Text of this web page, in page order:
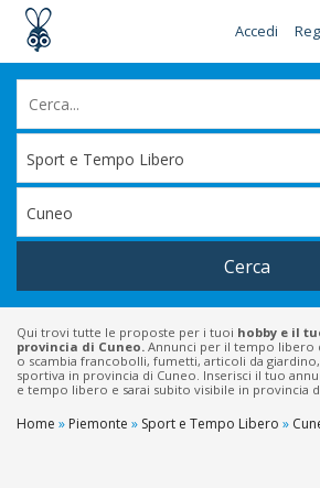
Accedi
Sport e Tempo Libero
Cuneo
Cerca
Qui trovi tutte le proposte per i tuoi hobby e il
provincia di Cuneo. Annunci per il tempo libero
o scambia francobolli, fumetti, articoli da
sportiva in provincia di Cuneo. Inserisci il tuo
e tempo libero e sarai subito visibile in provincia
Home » Piemonte » Sport e Tempo Libero »